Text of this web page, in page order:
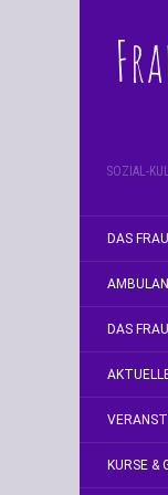
SOZIAL-
DAS
DAS
KURSE &